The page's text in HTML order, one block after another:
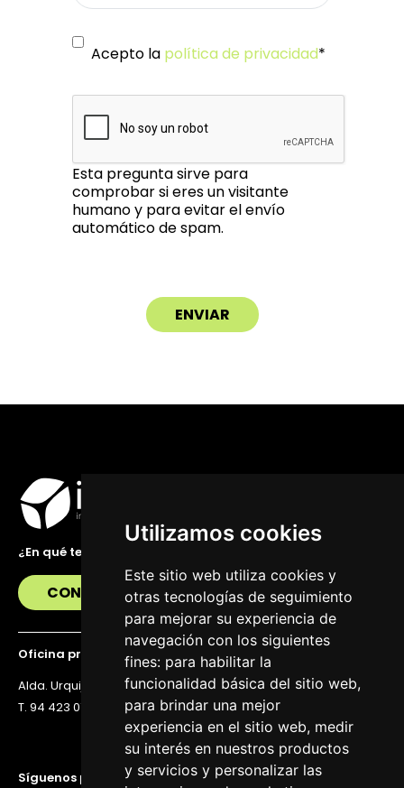
Utilizamos cookies
Este sitio web utiliza cookies y
otras tecnologías de seguimiento
para mejorar su experiencia de
navegación con los siguientes
fines: para habilitar la
funcionalidad básica del sitio web,
para brindar una mejor
experiencia en el sitio web, medir
su interés en nuestros productos
y servicios y personalizar las
Acepto la política de privacidad*
Esta pregunta sirve para
comprobar si eres un visitante
humano y para evitar el envío
automático de spam.
Síguenos para estar al día
¿En qué te podemos ayudar?
CONTÁCTANOS
Oficina principal
Alda. Urquijo 36, 6ª planta, 48011 Bilbao
T. 94 423 07 43